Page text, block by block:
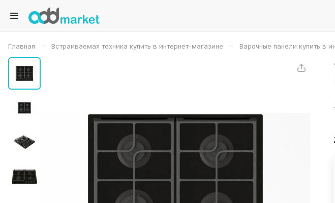
Главная – Встраиваемая техника купить в интернет-магазине – Варочные панели купить в